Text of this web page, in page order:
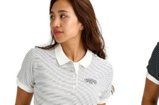
中古/アウトレット スノ
お